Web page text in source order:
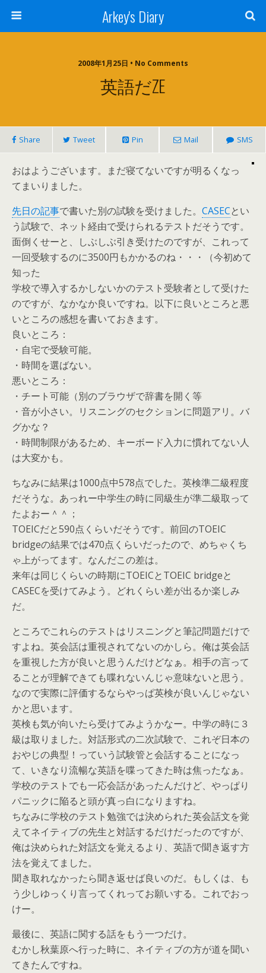
Arkey's Diary
2008年1月25日 • No Comments
英語だZE
Share Tweet Pin Mail SMS
おはようございます。まだ寝てないですが明るくなっ
てまいりました。
先日の記事で書いた別の試験を受けました。 CASECとい
う試験で、ネット経由で受けられるテストだそうです。
面倒くせーと、しぶしぶ引き受けたのですが、これって
一回受験するのに3500円もかかるのね・・・（今初めて
知った
学校で導入するかしないかのテスト受験者として受けた
のですが、なかなか良いですね。以下に良いところと悪
いところの感想を書いておきます。
良いところ：
・自宅で受験可能。
・時間を選ばない。
悪いところ：
・チート可能（別のブラウザで辞書を開く等
・音が小さい。リスニングのセクションに問題アリ。バ
グかな？
・時間制限があるため、キーボード入力に慣れてない人
は大変かも。
ちなみに結果は1000点中578点でした。英検準二級程度
だそうな。あっれー中学生の時に同級生が準二級取って
たよおー＾＾；
TOEICだと590点くらいだそうです。前回のTOEIC
bridgeの結果では470点くらいだったので、めちゃくち
ゃ上がってます。なんだこの差は。
来年は同じくらいの時期にTOEICとTOEIC bridgeと
CASECを受けてみよう。どれくらい差が出るか楽しみ
だ。
ところでこれらのテストはリスニングと筆記問題だけで
すよね。英会話は重視されてないのかしら。俺は英会話
を重視した方が良いと思うんだけどなぁ。相手の言って
ることが理解できても喋れないんじゃ意味ないと思う。
なので実際に評価するならやっぱ英検が良いんじゃない
かと思います。
英検も気が向いたら受けてみようかなー。中学の時に３
級は取りました。対話形式の二次試験で、これぞ日本の
おやじの典型！っていう試験管と会話することになっ
て、いきなり流暢な英語を喋ってきた時は焦ったなぁ。
学校のテストでも一応会話があったんだけど、やっぱり
パニックに陥ると頭が真っ白になりますね。
ちなみに学校のテスト勉強では決められた英会話文を覚
えてネイティブの先生と対話するだけだったのですが、
俺は決められた対話文を覚えるより、英語で聞き返す方
法を覚えてました。
聞き取れなかったら聞き返せば良いのだ。もしくは、も
う少しゆっくり言ってくれってお願いする。これでおっ
けー。
最後に、英語に関する話をもう一つだけ。
むかし秋葉原へ行った時に、ネイティブの方が道を聞い
てきたんですね。